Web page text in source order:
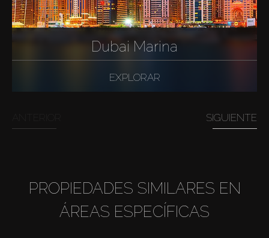
Dubai Marina
EXPLORAR
SIGUIENTE
PROPIEDADES SIMILARES EN
ÁREAS ESPECÍFICAS